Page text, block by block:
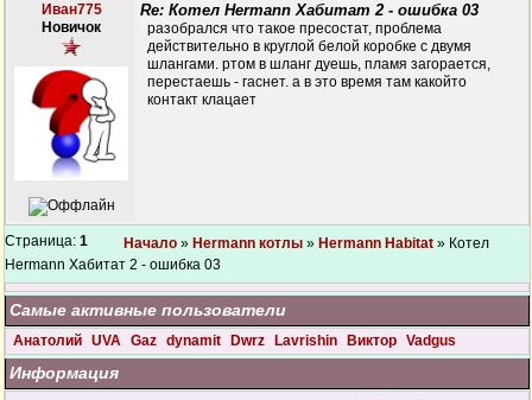
Иван775
Новичок
Re: Котел Hermann Хабитат 2 - ошибка 03
разобрался что такое пресостат, проблема
действительно в круглой белой коробке с двумя
шлангами. ртом в шланг дуешь, пламя загорается,
перестаешь - гаснет. а в это время там какойто
контакт клацает
Страница: 1 Начало » Hermann котлы » Hermann Habitat » Котел
Hermann Хабитат 2 - ошибка 03
Самые активные пользователи
Анатолий UVA Gaz dynamit Dwrz Lavrishin Виктор Vadgus
Информация